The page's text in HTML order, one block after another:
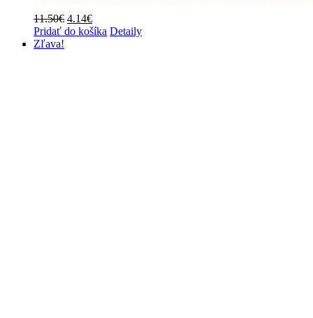
11.50€ Pôvodná
cena
4.14€Aktuálna
cena
Pridať do košíka Detaily
Zľava!